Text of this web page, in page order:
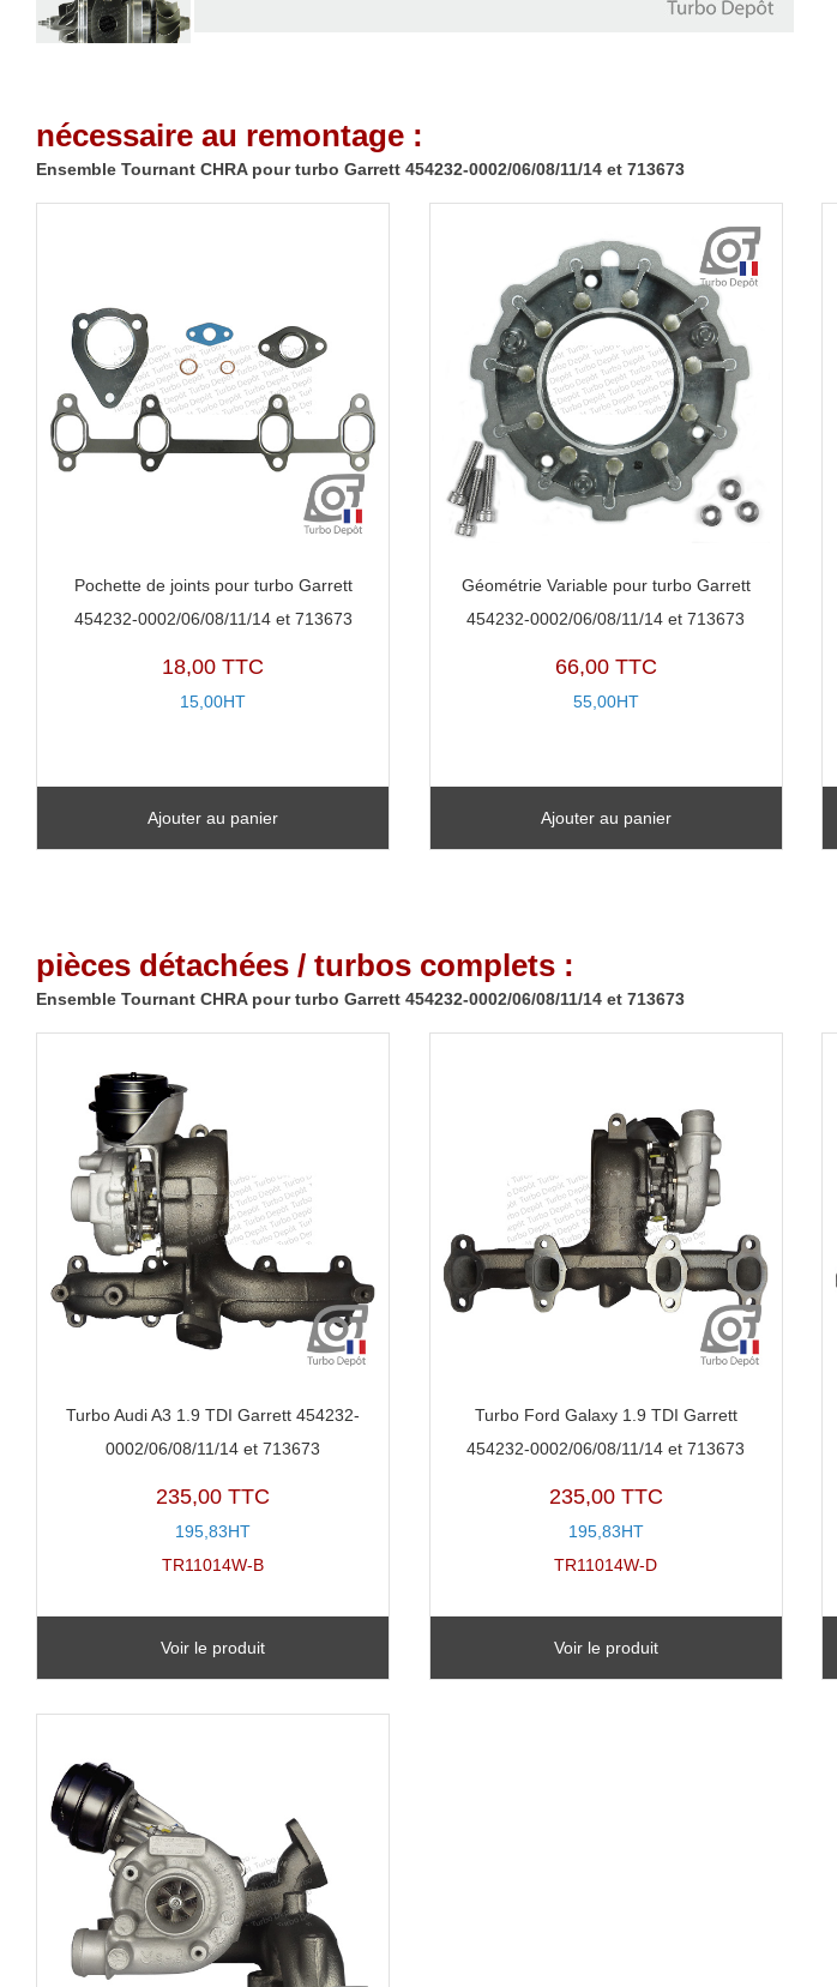
nécessaire au remontage :
Ensemble Tournant CHRA pour turbo Garrett 454232-0002/06/08/11/14 et 713673
Pochette de joints pour turbo Garrett
454232-0002/06/08/11/14 et 713673
18,00 TTC
15,00HT
Ajouter au panier
Géométrie Variable pour turbo Garrett
454232-0002/06/08/11/14 et 713673
66,00 TTC
55,00HT
Ajouter au panier
pièces détachées / turbos complets :
Ensemble Tournant CHRA pour turbo Garrett 454232-0002/06/08/11/14 et 713673
Turbo Audi A3 1.9 TDI Garrett 454232-
0002/06/08/11/14 et 713673
235,00 TTC
195,83HT
TR11014W-B
Voir le produit
Turbo Ford Galaxy 1.9 TDI Garrett
454232-0002/06/08/11/14 et 713673
235,00 TTC
195,83HT
TR11014W-D
Voir le produit